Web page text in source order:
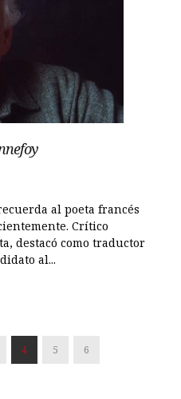
al poeta francés
Crítico
destacó como traductor
al...
4 5 6